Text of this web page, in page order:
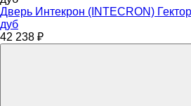
Дверь Интекрон (INTECRON)
дуб
42 238 ₽